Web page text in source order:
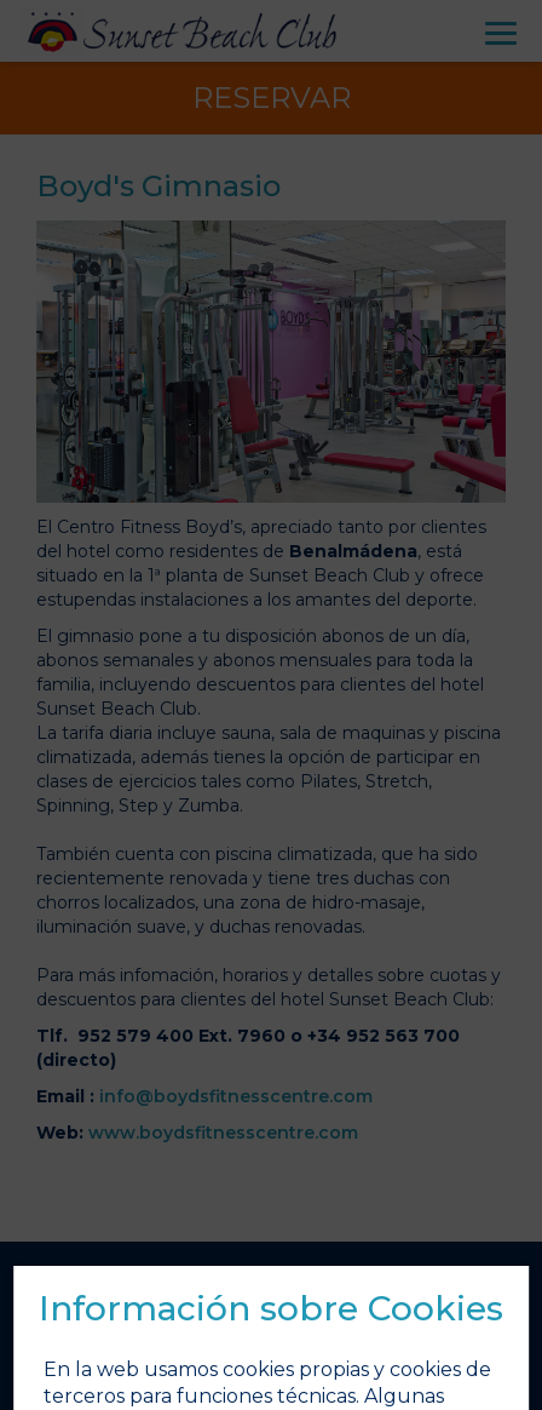
RESERVAR
Boyd's Gimnasio
El Centro Fitness Boyd’s, apreciado tanto por clientes
del hotel como residentes de Benalmádena, está
situado en la 1ª planta de Sunset Beach Club y ofrece
estupendas instalaciones a los amantes del deporte.
El gimnasio pone a tu disposición abonos de un día,
abonos semanales y abonos mensuales para toda la
familia, incluyendo descuentos para clientes del hotel
Sunset Beach Club.
La tarifa diaria incluye sauna, sala de maquinas y piscina
climatizada, además tienes la opción de participar en
clases de ejercicios tales como Pilates, Stretch,
Spinning, Step y Zumba.
También cuenta con piscina climatizada, que ha sido
recientemente renovada y tiene tres duchas con
chorros localizados, una zona de hidro-masaje,
iluminación suave, y duchas renovadas.
Para más infomación, horarios y detalles sobre cuotas y
descuentos para clientes del hotel Sunset Beach Club:
Tlf. 952 579 400 Ext. 7960 o +34 952 563 700
(directo)
Email : info@boydsfitnesscentre.com
Web: www.boydsfitnesscentre.com
Quick links
Home
El tiempo
Información sobre Cookies
En la web usamos cookies propias y cookies de
terceros para funciones técnicas. Algunas